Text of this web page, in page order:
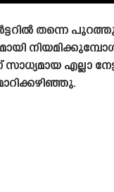
തന്നെ
നിയമിക്കുമ്പോൾ
എല്ലാ